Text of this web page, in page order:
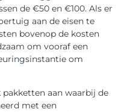
de €50 en €100. Als er
aan de eisen te
bovenop de kosten
om vooraf een
om
aan waarbij de
met een